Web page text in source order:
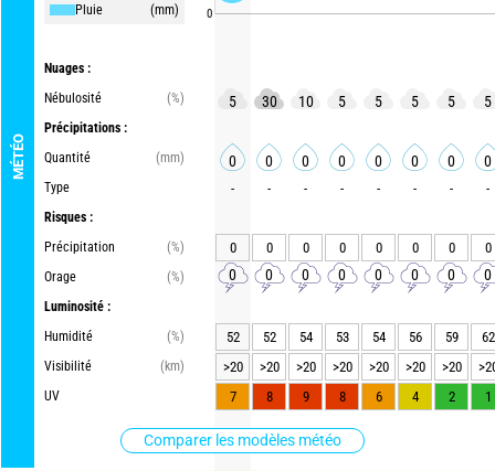
MÉTÉO
Pluie (mm)
Nuages :
Nébulosité
(%)
Précipitations :
Quantité
(mm)
Type
Risques :
Précipitation
(%)
Orage
(%)
Luminosité :
Humidité
(%)
Visibilité
(km)
UV
Comparer les modèles météo
0
5 30 10 5 5 5 5 5
0 0 0 0 0 0 0 0
- - - - - - - -
0 0 0 0 0 0 0 0
0 0 0 0 0 0 0 0
52 52 54 53 54 56 59
62
>20
>20 >20 >20 >20 >20 >20
7
8 9 8 6 4 2 1